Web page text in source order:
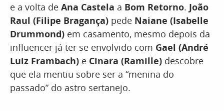
e a volta de Ana Castela a Bom Retorno. João
Raul (Filipe Bragança) pede Naiane (Isabelle
Drummond) em casamento, mesmo depois da
influencer já ter se envolvido com Gael (André
Luiz Frambach) e Cinara (Ramille) descobre
que ela mentiu sobre ser a “menina do
passado” do astro sertanejo.